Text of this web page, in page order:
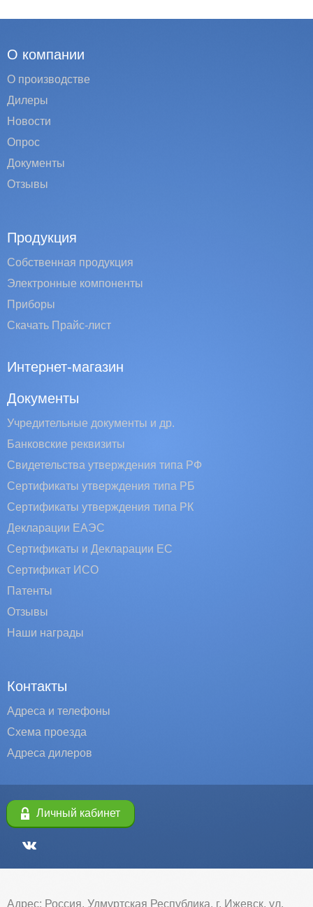
О компании
О производстве
Дилеры
Новости
Опрос
Документы
Отзывы
Продукция
Собственная продукция
Электронные компоненты
Приборы
Скачать Прайс-лист
Интернет-магазин
Документы
Учредительные документы и др.
Банковские реквизиты
Свидетельства утверждения типа РФ
Сертификаты утверждения типа РБ
Сертификаты утверждения типа РК
Декларации ЕАЭС
Сертификаты и Декларации EC
Сертификат ИСО
Патенты
Отзывы
Наши награды
Контакты
Адреса и телефоны
Схема проезда
Адреса дилеров
Личный кабинет
Адрес: Россия, Удмуртская Республика, г. Ижевск, ул.